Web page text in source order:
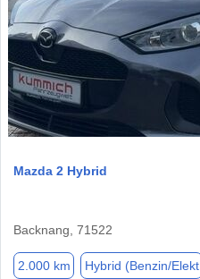
Mazda 2 Hybrid
Backnang, 71522
2.000 km Hybrid (Benzin/Elekt